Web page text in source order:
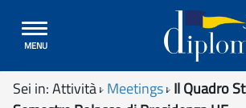
Toggle
navigation
MENU
Sei in:Attività Meetings Il Quadro